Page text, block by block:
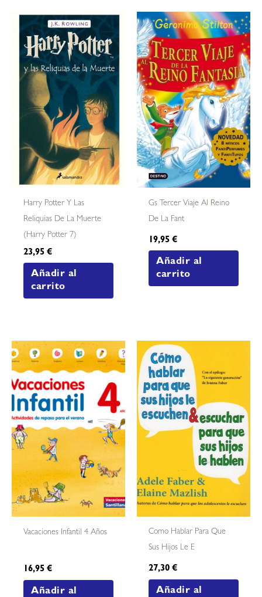
Harry Potter Y Las
Reliquias De La Muerte
(harry Potter 7)
23,95€
Añadir al
carrito
Gs Tercer Viaje Al Reino
De La Fant
19,95€
Añadir al
carrito
Vacaciones Infantil 4 Años
16,95€
Añadir al
Como Hablar Para Que
Sus Hijos Le E
27,30€
Añadir al